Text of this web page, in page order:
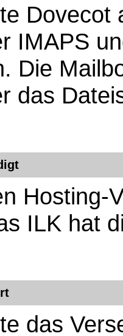
Dovecot
IMAPS
Die
das
Hosting-
ILK hat
das